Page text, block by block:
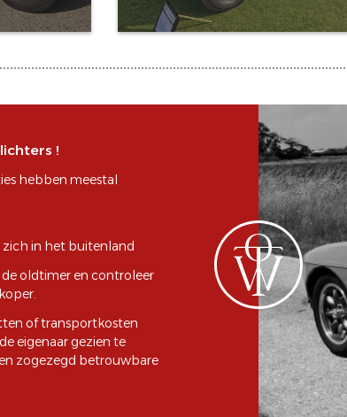
!
hebben meestal
in het buitenland
oldtimer en controleer
of transportkosten
eigenaar gezien te
zogezegd betrouwbare